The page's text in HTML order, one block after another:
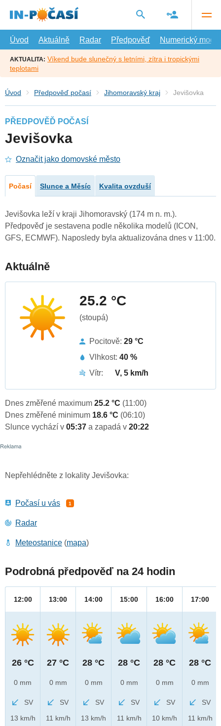
hlavní
Úvod
Aktuálně Radar Předpověď Numerický model
AKTUALITA: Víkend bude slunečný s letními, zítra i tropickými
teplotami
Úvod Předpověď počasí Jihomoravský kraj Jevišovka
PŘEDPOVĚĎ POČASÍ
Jevišovka
Označit jako domovské město
Počasí Slunce a Měsíc Kvalita ovzduší
Jevišovka leží v kraji Jihomoravský (174 m n. m.).
Předpověď je sestavena podle několika modelů (ICON,
GFS, ECMWF). Naposledy byla aktualizována dnes v 11:00.
Aktuálně
25.2 °C
(stoupá)
Pocitově: 29 °C
Vlhkost: 40 %
Vítr:
V, 5 km/h
Dnes změřené maximum 25.2 °C (11:00)
Dnes změřené minimum 18.6 °C (06:10)
Slunce vychází v 05:37 a zapadá v 20:22
Nepřehlédněte z lokality Jevišovka:
Počasí u vás 1
Radar
Meteostanice (mapa)
Podrobná předpověď na 24 hodin
12:00
26 °C
0 mm
SV
13 km/h
13:00
27 °C
0 mm
SV
11 km/h
14:00
28 °C
0 mm
SV
13 km/h
15:00
28 °C
0 mm
SV
11 km/h
16:00
28 °C
0 mm
SV
10 km/h
17:00
28 °C
0 mm
SV
11 km/h